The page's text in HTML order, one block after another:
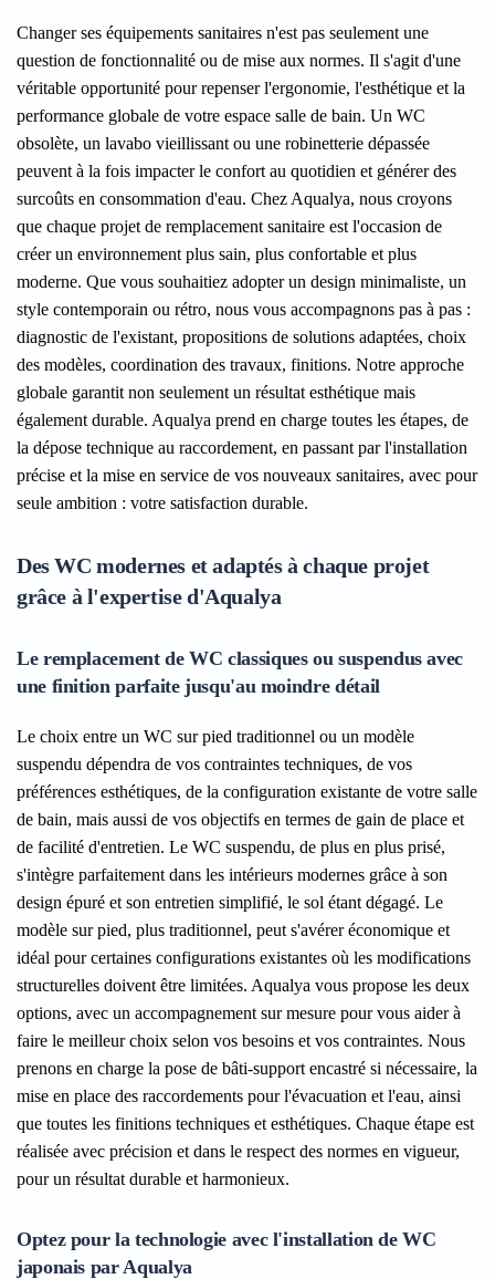
Changer ses équipements sanitaires n'est pas seulement une
question de fonctionnalité ou de mise aux normes. Il s'agit d'une
véritable opportunité pour repenser l'ergonomie, l'esthétique et la
performance globale de votre espace salle de bain. Un WC
obsolète, un lavabo vieillissant ou une robinetterie dépassée
peuvent à la fois impacter le confort au quotidien et générer des
surcoûts en consommation d'eau. Chez Aqualya, nous croyons
que chaque projet de remplacement sanitaire est l'occasion de
créer un environnement plus sain, plus confortable et plus
moderne. Que vous souhaitiez adopter un design minimaliste, un
style contemporain ou rétro, nous vous accompagnons pas à pas :
diagnostic de l'existant, propositions de solutions adaptées, choix
des modèles, coordination des travaux, finitions. Notre approche
globale garantit non seulement un résultat esthétique mais
également durable. Aqualya prend en charge toutes les étapes, de
la dépose technique au raccordement, en passant par l'installation
précise et la mise en service de vos nouveaux sanitaires, avec pour
seule ambition : votre satisfaction durable.
Des WC modernes et adaptés à chaque projet
grâce à l'expertise d'Aqualya
Le remplacement de WC classiques ou suspendus avec
une finition parfaite jusqu'au moindre détail
Le choix entre un WC sur pied traditionnel ou un modèle
suspendu dépendra de vos contraintes techniques, de vos
préférences esthétiques, de la configuration existante de votre salle
de bain, mais aussi de vos objectifs en termes de gain de place et
de facilité d'entretien. Le WC suspendu, de plus en plus prisé,
s'intègre parfaitement dans les intérieurs modernes grâce à son
design épuré et son entretien simplifié, le sol étant dégagé. Le
modèle sur pied, plus traditionnel, peut s'avérer économique et
idéal pour certaines configurations existantes où les modifications
structurelles doivent être limitées. Aqualya vous propose les deux
options, avec un accompagnement sur mesure pour vous aider à
faire le meilleur choix selon vos besoins et vos contraintes. Nous
prenons en charge la pose de bâti-support encastré si nécessaire, la
mise en place des raccordements pour l'évacuation et l'eau, ainsi
que toutes les finitions techniques et esthétiques. Chaque étape est
réalisée avec précision et dans le respect des normes en vigueur,
pour un résultat durable et harmonieux.
Optez pour la technologie avec l'installation de WC
japonais par Aqualya